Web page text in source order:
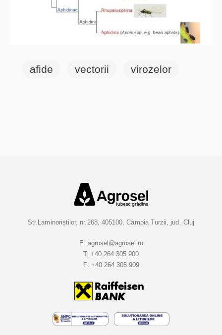
afide vectorii virozelor
Str.Laminoriștilor, nr.268, 405100, Câmpia Turzii, jud. Cluj
E: agrosel@agrosel.ro
T: +40 264 305 900
F: +40 264 305 909